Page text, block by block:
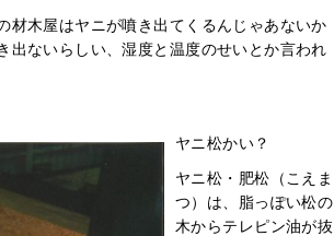
材木屋はヤニが噴き出てくるんじゃあないか
出ないらしい、湿度と温度のせいとか言われ
ヤニ松かい？
ヤニ松・肥松（こえま
つ）は、脂っぽい松の
木からテレピン油が抜